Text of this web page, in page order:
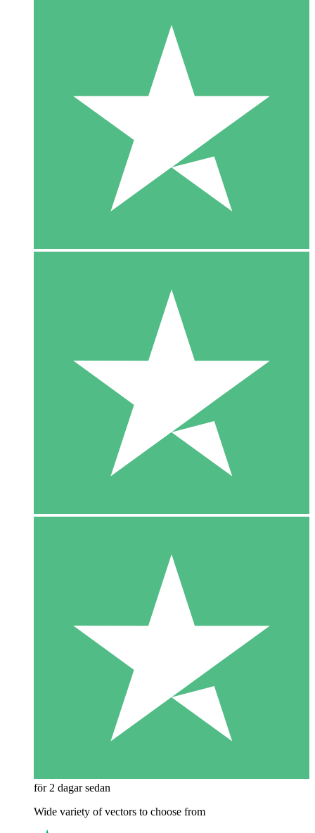
för 2 dagar sedan
Wide variety of vectors to choose from